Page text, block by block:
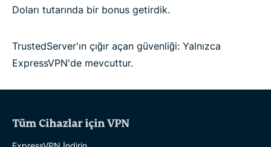
Doları tutarında bir bonus getirdik.
TrustedServer'ın çığır açan güvenliği: Yalnızca
ExpressVPN'de mevcuttur.
Tüm Cihazlar için VPN